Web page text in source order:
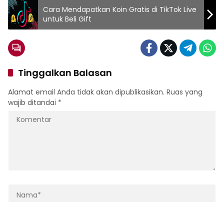
Cara Mendapatkan Koin Gratis di TikTok Live
untuk Beli Gift
Tinggalkan Balasan
Alamat email Anda tidak akan dipublikasikan. Ruas yang
wajib ditandai *